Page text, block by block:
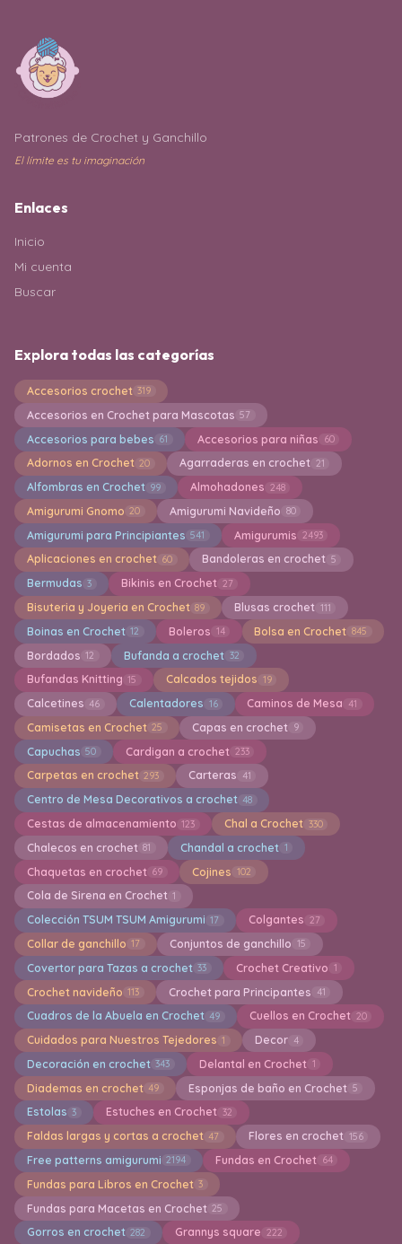
Patrones de Crochet y Ganchillo
El límite es tu imaginación
Enlaces
Inicio
Mi cuenta
Buscar
Explora todas las categorías
Accesorios crochet 319
Accesorios en Crochet para Mascotas 57
Accesorios para bebes 61 Accesorios para niñas 60
Adornos en Crochet 20 Agarraderas en crochet 21
Alfombras en Crochet 99 Almohadones 248
Amigurumi Gnomo 20 Amigurumi Navideño 80
Amigurumi para Principiantes 541 Amigurumis 2493
Aplicaciones en crochet 60 Bandoleras en crochet 5
Bermudas 3 Bikinis en Crochet 27
Bisuteria y Joyeria en Crochet 89 Blusas crochet 111
Boinas en Crochet 12 Boleros 14 Bolsa en Crochet 845
Bordados 12 Bufanda a crochet 32
Bufandas Knitting 15 Calcados tejidos 19
Calcetines 46 Calentadores 16 Caminos de Mesa 41
Camisetas en Crochet 25 Capas en crochet 9
Capuchas 50 Cardigan a crochet 233
Carpetas en crochet 293 Carteras 41
Centro de Mesa Decorativos a crochet 48
Cestas de almacenamiento 123 Chal a Crochet 330
Chalecos en crochet 81 Chandal a crochet 1
Chaquetas en crochet 69 Cojines 102
Cola de Sirena en Crochet 1
Colección TSUM TSUM Amigurumi 17 Colgantes 27
Collar de ganchillo 17 Conjuntos de ganchillo 15
Covertor para Tazas a crochet 33 Crochet Creativo 1
Crochet navideño 113 Crochet para Principantes 41
Cuadros de la Abuela en Crochet 49 Cuellos en Crochet 20
Cuidados para Nuestros Tejedores 1 Decor 4
Decoración en crochet 343 Delantal en Crochet 1
Diademas en crochet 49 Esponjas de baño en Crochet 5
Estolas 3 Estuches en Crochet 32
Faldas largas y cortas a crochet 47 Flores en crochet 156
Free patterns amigurumi 2194 Fundas en Crochet 64
Fundas para Libros en Crochet 3
Fundas para Macetas en Crochet 25
Gorros en crochet 282 Grannys square 222